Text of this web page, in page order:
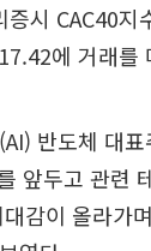
시 CAC40지
에 거래를
반도체 대
앞두고 관련
감이 올라가